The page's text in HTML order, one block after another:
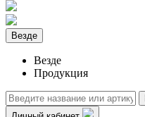
Везде
Везде
Продукция